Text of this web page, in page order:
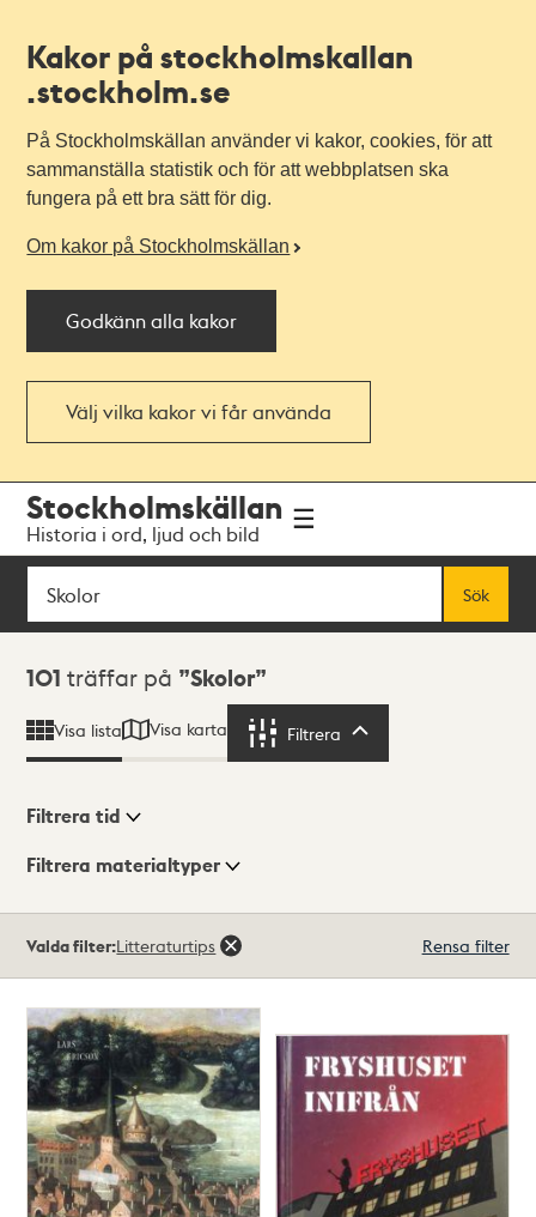
Kakor på stockholmskallan
.stockholm.se
På Stockholmskällan använder vi kakor, cookies, för att
sammanställa statistik och för att webbplatsen ska
fungera på ett bra sätt för dig.
Om kakor på Stockholmskällan
Godkänn alla kakor
Välj vilka kakor vi får använda
navigationen
huvudinnehållet
Stockholmskällan
Historia i ord, ljud och bild
Sök
Sök
Sökresultat
101 träffar på Skolor
Visa lista Visa karta Filtrera
Visningsläge
Filtrera tid
Filtrera materialtyper
101träffar
Valda filter:Litteraturtips Rensa filter